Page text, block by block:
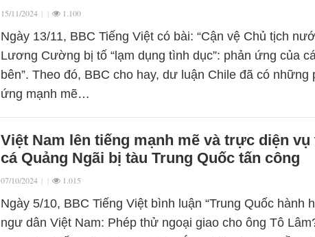
15/11/2024 | | 1.100
Ngày 13/11, BBC Tiếng Việt có bài: “Cận vệ Chủ tịch
Lương Cường bị tố “lạm dụng tình dục”: phản ứng của
bên”. Theo đó, BBC cho hay, dư luận Chile đã có những
ứng mạnh mẽ…
Việt Nam lên tiếng mạnh mẽ và trực diện vụ
cá Quảng Ngãi bị tàu Trung Quốc tấn công
07/10/2024 | | 1.015
Ngày 5/10, BBC Tiếng Việt bình luận “Trung Quốc hành
ngư dân Việt Nam: Phép thử ngoại giao cho ông Tô